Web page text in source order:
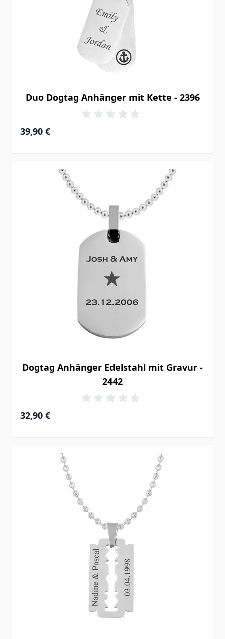
Duo Dogtag Anhänger mit Kette - 2396
39,90 €
Dogtag Anhänger Edelstahl mit Gravur -
2442
32,90 €